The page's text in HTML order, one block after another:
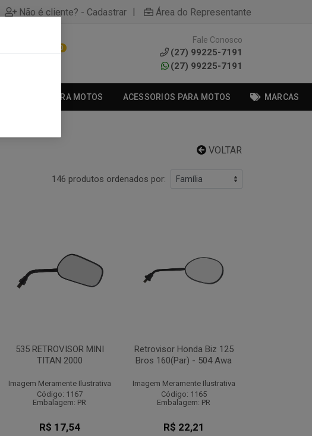
Não é cliente? - Cadastrar | Área do Representante
0
Fale Conosco
(27) 99225-7191
(27) 99225-7191
PECAS PARA MOTOS ACESSORIOS PARA MOTOS MARCAS
VOLTAR
146 produtos ordenados por:
535 RETROVISOR MINI
TITAN 2000
Imagem Meramente Ilustrativa
Código: 1167
Embalagem: PR
R$ 17,54
Retrovisor Honda Biz 125
Bros 160(Par) - 504 Awa
Imagem Meramente Ilustrativa
Código: 1165
Embalagem: PR
R$ 22,21